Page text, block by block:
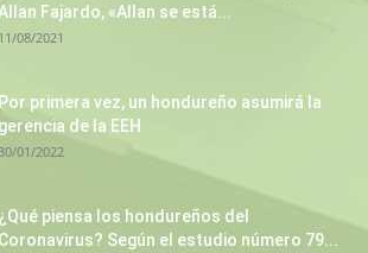
Fajardo, «Allan se está...
11/08/2021
Por primera vez, un hondureño asumirá la
gerencia de la EEH
01/2022
¿Qué piensa los hondureños del
Coronavirus? Según el estudio número 79...